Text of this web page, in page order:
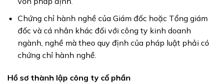
Chứng chỉ hành nghề của Giám đốc hoặc Tổng giám
đốc và cá nhân khác đối với công ty kinh doanh
ngành, nghề mà theo quy định của pháp luật phải có
chứng chỉ hành nghề.
Hồ sơ thành lập công ty cổ phần